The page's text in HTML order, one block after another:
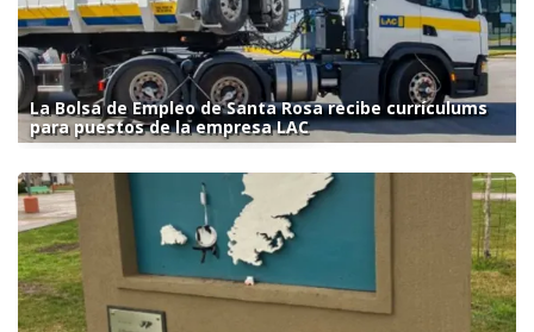
La Bolsa de Empleo de Santa Rosa recibe currículums
para puestos de la empresa LAC